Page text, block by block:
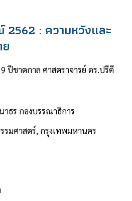
: ความหวังและ
ปีชาตกาล ศาสตราจารย์ ดร.ปรีดี
ธร กองบรรณาธิการ
มศาสตร์, กรุงเทพมหานคร